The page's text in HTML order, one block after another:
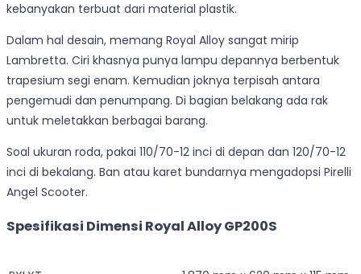
kebanyakan terbuat dari material plastik.
Dalam hal desain, memang Royal Alloy sangat mirip
Lambretta. Ciri khasnya punya lampu depannya berbentuk
trapesium segi enam. Kemudian joknya terpisah antara
pengemudi dan penumpang. Di bagian belakang ada rak
untuk meletakkan berbagai barang.
Soal ukuran roda, pakai 110/70-12 inci di depan dan 120/70-12
inci di bekalang. Ban atau karet bundarnya mengadopsi Pirelli
Angel Scooter.
Spesifikasi Dimensi Royal Alloy GP200S